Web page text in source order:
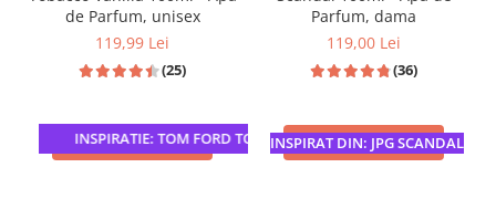
INSPIRATIE: TOM FORD TOBACCO VANILLE
de Parfum, unisex
119,99 Lei
(25)
ADAUGA IN COS INSPIRAT DIN: JPG SCANDAL
Parfum, dama
119,00 Lei
(36)
ADAUGA IN COS